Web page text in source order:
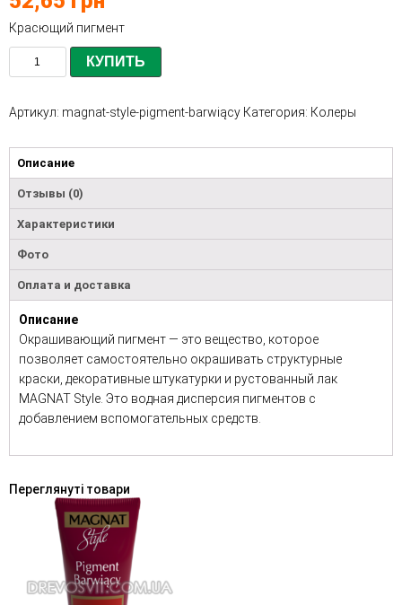
Красющий пигмент
КУПИТЬ
Артикул: magnat-style-pigment-barwiący Категория: Колеры
Описание
Отзывы (0)
Характеристики
Фото
Оплата и доставка
Описание
Окрашивающий пигмент — это вещество, которое
позволяет самостоятельно окрашивать структурные
краски, декоративные штукатурки и рустованный лак
MAGNAT Style. Это водная дисперсия пигментов с
добавлением вспомогательных средств.
Переглянуті товари